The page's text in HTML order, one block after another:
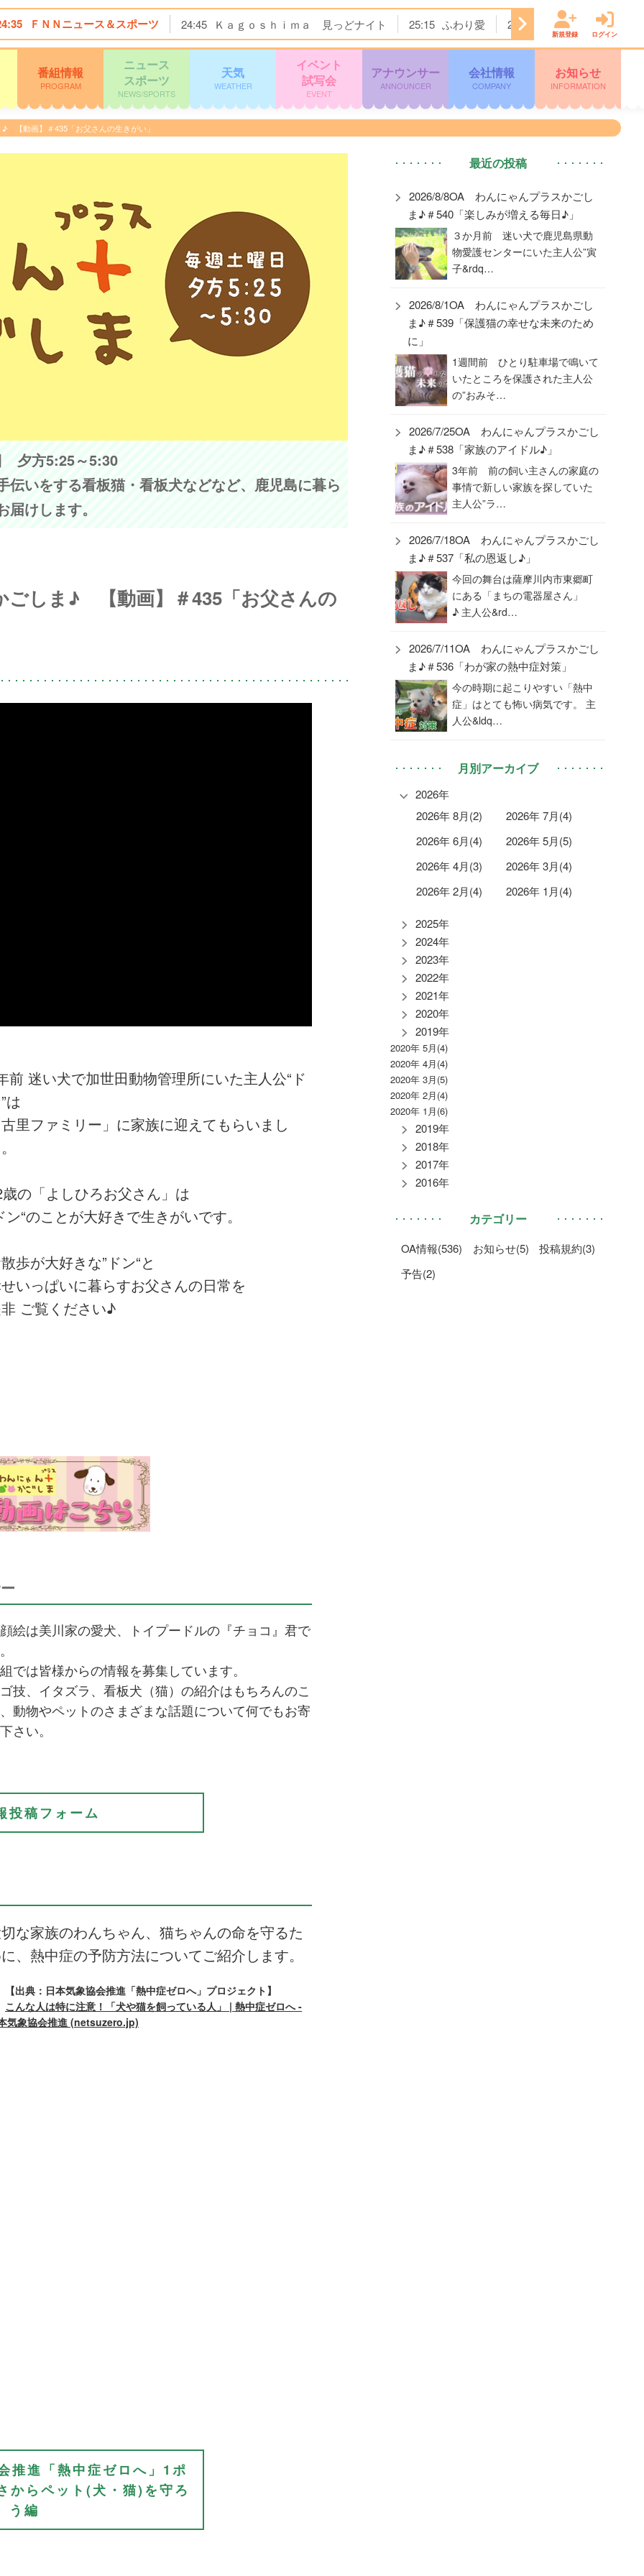
ＦＮＮニュース＆スポーツ 24:45 Ｋａｇｏｓｈｉｍａ 見っどナイト 25:15 ふわり愛 25:45 パンサー尾形のど
新規登録 ログイン
番組情報
PROGRAM
ニュース
スポーツ
NEWS/SPORTS
天気
WEATHER
イベント
試写会
EVENT
アナウンサー
ANNOUNCER
会社情報
COMPANY
お知らせ
INFORMATION
【動画】＃435「お父さんの生きがい」
夕方5:25～5:30
いをする看板猫・看板犬などなど、鹿児島に暮ら
けします。
しま♪ 【動画】＃435「お父さんの
前 迷い犬で加世田動物管理所にいた主人公“ド
は
里ファミリー」に家族に迎えてもらいまし
の「よしひろお父さん」は
ン“のことが大好きで生きがいです。
歩が大好きな”ドン“と
いっぱいに暮らすお父さんの日常を
ご覧ください♪
絵は美川家の愛犬、トイプードルの『チョコ』君で
では皆様からの情報を募集しています。
技、イタズラ、看板犬（猫）の紹介はもちろんのこ
動物やペットのさまざまな話題について何でもお寄
さい。
投稿フォーム
な家族のわんちゃん、猫ちゃんの命を守るた
、熱中症の予防方法についてご紹介します。
【出典：日本気象協会推進「熱中症ゼロへ」プロジェクト】
こんな人は特に注意！「犬や猫を飼っている人」 | 熱中症ゼロへ -
気象協会推進 (netsuzero.jp)
推進「熱中症ゼロへ」1ポ
からペット(犬・猫)を守ろ
う編
最近の投稿
2026/8/8OA わんにゃんプラスかごし
ま♪＃540「楽しみが増える毎日♪」
３か月前 迷い犬で鹿児島県動
物愛護センターにいた主人公”寅
子&rdq…
2026/8/1OA わんにゃんプラスかごし
ま♪＃539「保護猫の幸せな未来のため
に」
1週間前 ひとり駐車場で鳴いて
いたところを保護された主人公
の”おみそ…
2026/7/25OA わんにゃんプラスかごし
ま♪＃538「家族のアイドル♪」
3年前 前の飼い主さんの家庭の
事情で新しい家族を探していた
主人公”ラ…
2026/7/18OA わんにゃんプラスかごし
ま♪＃537「私の恩返し♪」
今回の舞台は薩摩川内市東郷町
にある「まちの電器屋さん」
♪ 主人公&rd…
2026/7/11OA わんにゃんプラスかごし
ま♪＃536「わが家の熱中症対策」
今の時期に起こりやすい「熱中
症」はとても怖い病気です。 主
人公&ldq…
月別アーカイブ
2026年
2026年 8月(2)
2026年 7月(4)
2026年 6月(4)
2026年 5月(5)
2026年 4月(3)
2026年 3月(4)
2026年 2月(4)
2026年 1月(4)
2025年
2024年
2023年
2022年
2021年
2020年
2019年
2020年 5月(4)
2020年 4月(4)
2020年 3月(5)
2020年 2月(4)
2020年 1月(6)
2019年
2018年
2017年
2016年
カテゴリー
OA情報(536) お知らせ(5)
投稿規約(3)
予告(2)